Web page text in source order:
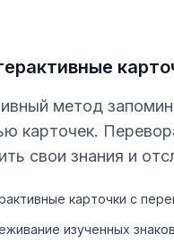
метод
карточек.
свои знания и
карточки с
изученных знаков